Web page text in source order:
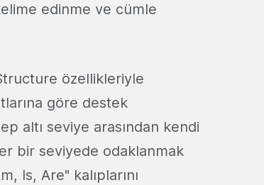
edinme ve cümle
özellikleriyle
göre destek
altı seviye arasından kendi
bir seviyede odaklanmak
Is, Are" kalıplarını